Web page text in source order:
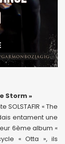
Storm »
« The
entament une
6ème album «
« Otta », ils